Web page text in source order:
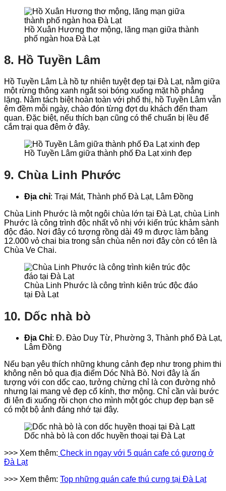
Hồ Xuân Hương thơ mộng, lãng mạn giữa thành
phố ngàn hoa Đà Lạt
8. Hồ Tuyền Lâm
Hồ Tuyền Lâm Là hồ tự nhiên tuyệt đẹp tại Đà Lạt, nằm giữa
một rừng thông xanh ngắt soi bóng xuống mặt hồ phẳng
lặng. Nằm tách biệt hoàn toàn với phố thị, hồ Tuyền Lâm vẫn
êm đềm mỗi ngày, chào đón từng đợt du khách đến tham
quan. Đặc biệt, nếu thích bạn cũng có thể chuẩn bị lều để
cắm trại qua đêm ở đây.
Hồ Tuyền Lâm giữa thành phố Đa Lạt xinh đẹp
9. Chùa Linh Phước
Địa chỉ: Trại Mát, Thành phố Đà Lạt, Lâm Đồng
Chùa Linh Phước là một ngôi chùa lớn tại Đà Lạt, chùa Linh
Phước là công trình độc nhất vô nhị với kiến trúc khảm sành
độc đáo. Nơi đây có tượng rồng dài 49 m được làm bằng
12.000 vỏ chai bia trong sân chùa nên nơi đây còn có tên là
Chùa Ve Chai.
Chùa Linh Phước là công trình kiên trúc độc đáo
tại Đà Lạt
10. Dốc nhà bò
Địa Chỉ: Đ. Đào Duy Từ, Phường 3, Thành phố Đà Lạt,
Lâm Đồng
Nếu bạn yêu thích những khung cảnh đẹp như trong phim thi
không nên bỏ qua địa điểm Dóc Nhà Bò. Nơi đây là ấn
tượng với con dốc cao, tưởng chừng chỉ là con đường nhỏ
nhưng lại mang vẻ đẹp cổ kính, thơ mộng. Chỉ cần vài bước
đi lên đi xuống rồi chọn cho mình một góc chụp đẹp bạn sẽ
có một bộ ảnh đáng nhớ tại đây.
Dốc nhà bò là con dốc huyền thoại tại Đà Lạt
>>> Xem thêm: Check in ngay với 5 quán cafe có gương ở
Đà Lạt
>>> Xem thêm: Top những quán cafe thú cưng tại Đà Lạt